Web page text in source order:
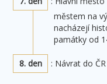
městem na
nacházejí
památky od
8. den : Návrat do